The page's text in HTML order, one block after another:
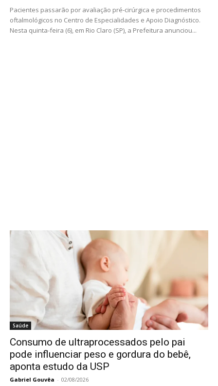
Pacientes passarão por avaliação pré-cirúrgica e procedimentos
oftalmológicos no Centro de Especialidades e Apoio Diagnóstico.
Nesta quinta-feira (6), em Rio Claro (SP), a Prefeitura anunciou...
Saúde
Consumo de ultraprocessados pelo pai
pode influenciar peso e gordura do bebê,
aponta estudo da USP
Gabriel Gouvêa - 02/08/2026